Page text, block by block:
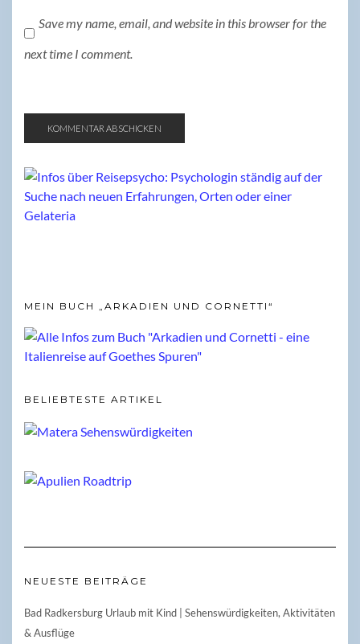
Save my name, email, and website in this browser for the
next time I comment.
MEIN BUCH „ARKADIEN UND CORNETTI“
BELIEBTESTE ARTIKEL
NEUESTE BEITRÄGE
Bad Radkersburg Urlaub mit Kind | Sehenswürdigkeiten, Aktivitäten
& Ausflüge